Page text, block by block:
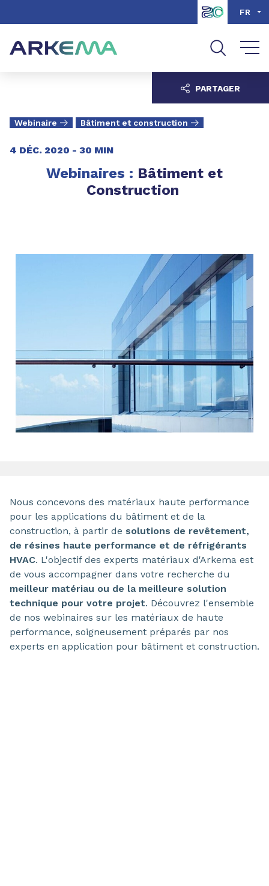
Aller à la recherche
FR
Webinaire Bâtiment et construction
4 DÉC. 2020 - 30 MIN
Webinaires : Bâtiment et
Construction
PARTAGER
Nous concevons des matériaux haute performance
pour les applications du bâtiment et de la
construction, à partir de solutions de revêtement,
de résines haute performance et de réfrigérants
HVAC. L'objectif des experts matériaux d'Arkema est
de vous accompagner dans votre recherche du
meilleur matériau ou de la meilleure solution
technique pour votre projet. Découvrez l'ensemble
de nos webinaires sur les matériaux de haute
performance, soigneusement préparés par nos
experts en application pour bâtiment et construction.